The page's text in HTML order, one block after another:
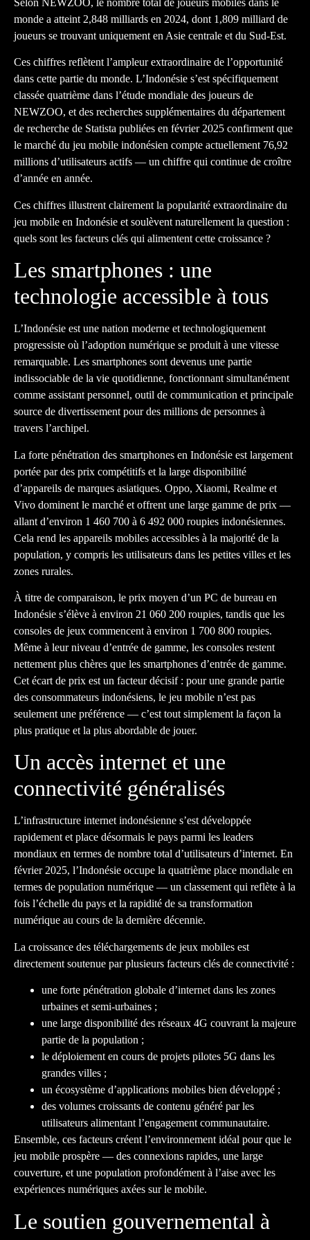
Selon NEWZOO, le nombre total de joueurs mobiles dans le
monde a atteint 2,848 milliards en 2024, dont 1,809 milliard de
joueurs se trouvant uniquement en Asie centrale et du Sud-Est.
Ces chiffres reflètent l’ampleur extraordinaire de l’opportunité
dans cette partie du monde. L’Indonésie s’est spécifiquement
classée quatrième dans l’étude mondiale des joueurs de
NEWZOO, et des recherches supplémentaires du département
de recherche de Statista publiées en février 2025 confirment que
le marché du jeu mobile indonésien compte actuellement 76,92
millions d’utilisateurs actifs — un chiffre qui continue de croître
d’année en année.
Ces chiffres illustrent clairement la popularité extraordinaire du
jeu mobile en Indonésie et soulèvent naturellement la question :
quels sont les facteurs clés qui alimentent cette croissance ?
Les smartphones : une
technologie accessible à tous
L’Indonésie est une nation moderne et technologiquement
progressiste où l’adoption numérique se produit à une vitesse
remarquable. Les smartphones sont devenus une partie
indissociable de la vie quotidienne, fonctionnant simultanément
comme assistant personnel, outil de communication et principale
source de divertissement pour des millions de personnes à
travers l’archipel.
La forte pénétration des smartphones en Indonésie est largement
portée par des prix compétitifs et la large disponibilité
d’appareils de marques asiatiques. Oppo, Xiaomi, Realme et
Vivo dominent le marché et offrent une large gamme de prix —
allant d’environ 1 460 700 à 6 492 000 roupies indonésiennes.
Cela rend les appareils mobiles accessibles à la majorité de la
population, y compris les utilisateurs dans les petites villes et les
zones rurales.
À titre de comparaison, le prix moyen d’un PC de bureau en
Indonésie s’élève à environ 21 060 200 roupies, tandis que les
consoles de jeux commencent à environ 1 700 800 roupies.
Même à leur niveau d’entrée de gamme, les consoles restent
nettement plus chères que les smartphones d’entrée de gamme.
Cet écart de prix est un facteur décisif : pour une grande partie
des consommateurs indonésiens, le jeu mobile n’est pas
seulement une préférence — c’est tout simplement la façon la
plus pratique et la plus abordable de jouer.
Un accès internet et une
connectivité généralisés
L’infrastructure internet indonésienne s’est développée
rapidement et place désormais le pays parmi les leaders
mondiaux en termes de nombre total d’utilisateurs d’internet. En
février 2025, l’Indonésie occupe la quatrième place mondiale en
termes de population numérique — un classement qui reflète à la
fois l’échelle du pays et la rapidité de sa transformation
numérique au cours de la dernière décennie.
La croissance des téléchargements de jeux mobiles est
directement soutenue par plusieurs facteurs clés de connectivité :
une forte pénétration globale d’internet dans les zones
urbaines et semi-urbaines ;
une large disponibilité des réseaux 4G couvrant la majeure
partie de la population ;
le déploiement en cours de projets pilotes 5G dans les
grandes villes ;
un écosystème d’applications mobiles bien développé ;
des volumes croissants de contenu généré par les
utilisateurs alimentant l’engagement communautaire.
Ensemble, ces facteurs créent l’environnement idéal pour que le
jeu mobile prospère — des connexions rapides, une large
couverture, et une population profondément à l’aise avec les
expériences numériques axées sur le mobile.
Le soutien gouvernemental à